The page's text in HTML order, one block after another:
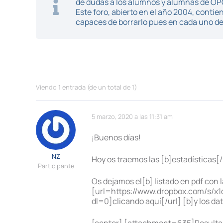
Este foro, abierto en el año 2004,
capaces de borrarlo pues en cada uno
Viendo 1 entrada (de un total de 1)
5 marzo, 2020 a las 11:31 am
NZ
Participante
¡Buenos días!
Hoy os traemos las
Os dejamos el[b] listado en pdf
[url=https://www.dropbox.com/s/
dl=0]clicando aquí[/url] [b]y los